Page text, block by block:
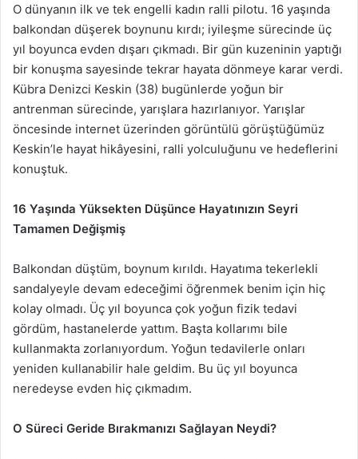
O dünyanın ilk ve tek engelli kadın ralli pilotu. 16 yaşında
balkondan düşerek boynunu kırdı; iyileşme sürecinde üç
yıl boyunca evden dışarı çıkmadı. Bir gün kuzeninin yaptığı
bir konuşma sayesinde tekrar hayata dönmeye karar verdi.
Kübra Denizci Keskin (38) bugünlerde yoğun bir
antrenman sürecinde, yarışlara hazırlanıyor. Yarışlar
öncesinde internet üzerinden görüntülü görüştüğümüz
Keskin’le hayat hikâyesini, ralli yolculuğunu ve hedeflerini
konuştuk.
16 Yaşında Yüksekten Düşünce Hayatınızın Seyri
Tamamen Değişmiş
Balkondan düştüm, boynum kırıldı. Hayatıma tekerlekli
sandalyeyle devam edeceğimi öğrenmek benim için hiç
kolay olmadı. Üç yıl boyunca çok yoğun fizik tedavi
gördüm, hastanelerde yattım. Başta kollarımı bile
kullanmakta zorlanıyordum. Yoğun tedavilerle onları
yeniden kullanabilir hale geldim. Bu üç yıl boyunca
neredeyse evden hiç çıkmadım.
O Süreci Geride Bırakmanızı Sağlayan Neydi?